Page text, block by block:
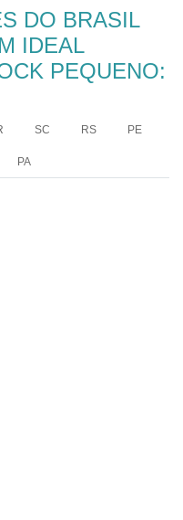
DO BRASIL
IDEAL
PEQUENO:
SC RS PE
PA